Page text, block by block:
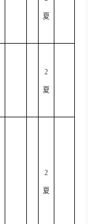
夏
2
夏
2
夏